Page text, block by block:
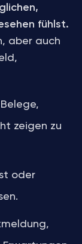
fühlst.
aber auch
zeigen zu
oder